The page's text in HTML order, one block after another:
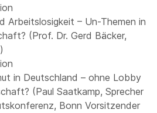
Arbeitslosigkeit – Un-Themen in
(Prof. Dr. Gerd Bäcker,
in Deutschland – ohne Lobby
(Paul Saatkamp, Sprecher
Bonn Vorsitzender